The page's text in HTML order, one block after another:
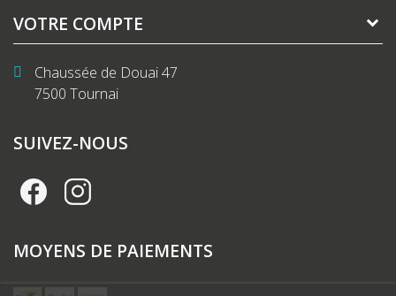
VOTRE COMPTE
Chaussée de Douai 47
7500 Tournai
SUIVEZ-NOUS
MOYENS DE PAIEMENTS